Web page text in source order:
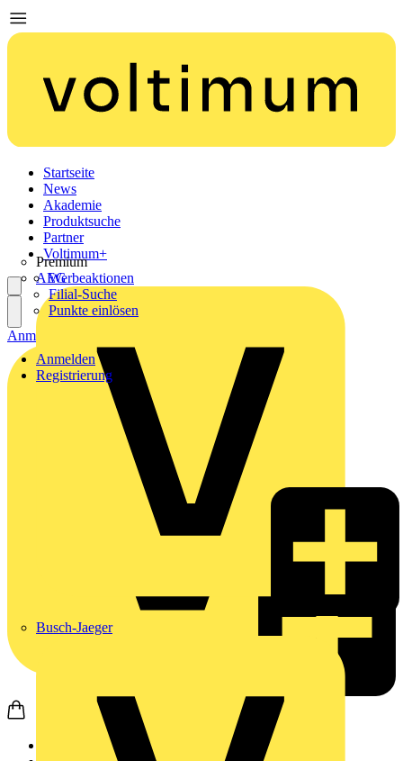
Startseite
News
Akademie
Produktsuche
Partner
Premium
AEG
Busch-Jaeger
Voltimum+
Werbeaktionen
Filial-Suche
Punkte einlösen
Anmelden
Registrierung
Anmelden